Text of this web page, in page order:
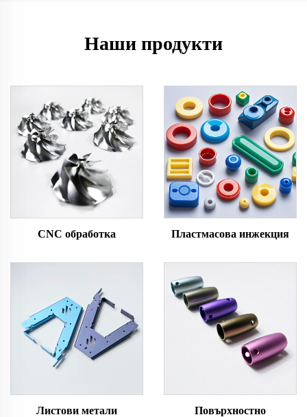
Наши продукти
CNC обработка Пластмасова инжекция
Листови метали
Повърхностно